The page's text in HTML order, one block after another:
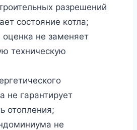
разрешений
состояние котла;
оценка не заменяет
техническую
не гарантирует
отопления;
не